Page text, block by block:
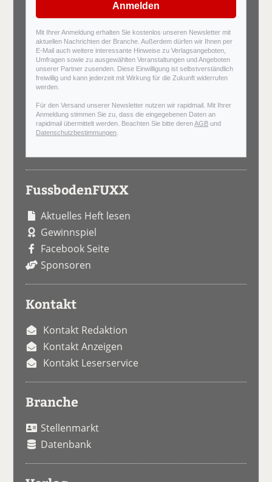
Anmelden
Mit Ihrer Anmeldung erhalten Sie kostenlos unseren Newsletter mit
aktuellen Nachrichten der Branche. Außerdem dürfen wir Ihnen per
E-Mail auch weitere interessante Hinweise zu Verlagsangeboten,
Umfragen sowie zu ausgewählten Veranstaltungen und Angeboten
unserer Partner zusenden. Diese Einwilligung ist selbstverständlich
freiwillig und kann jederzeit mit Wirkung für die Zukunft widerrufen
werden.
Für den Versand unserer Newsletter nutzen wir rapidmail. Mit Ihrer
Anmeldung stimmen Sie zu, dass die eingegebenen Daten an
rapidmail übermittelt werden. Beachten Sie bitte derenAGB und
Datenschutzbestimmungen
FussbodenFUXX
Aktuelles Heft lesen
Gewinnspiel
Facebook Seite
Sponsoren
Kontakt
Kontakt Redaktion
Kontakt Anzeigen
Kontakt Leserservice
Branche
Stellenmarkt
Datenbank